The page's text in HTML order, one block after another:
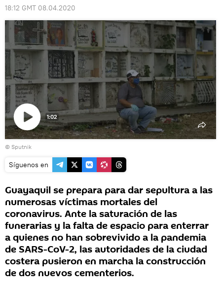
18:12 GMT 08.04.2020
Reproducir
vídeo
1:02
© Sputnik
Síguenos en
Guayaquil se prepara para dar sepultura a las
numerosas víctimas mortales del
coronavirus. Ante la saturación de las
funerarias y la falta de espacio para enterrar
a quienes no han sobrevivido a la pandemia
de SARS-CoV-2, las autoridades de la ciudad
costera pusieron en marcha la construcción
de dos nuevos cementerios.